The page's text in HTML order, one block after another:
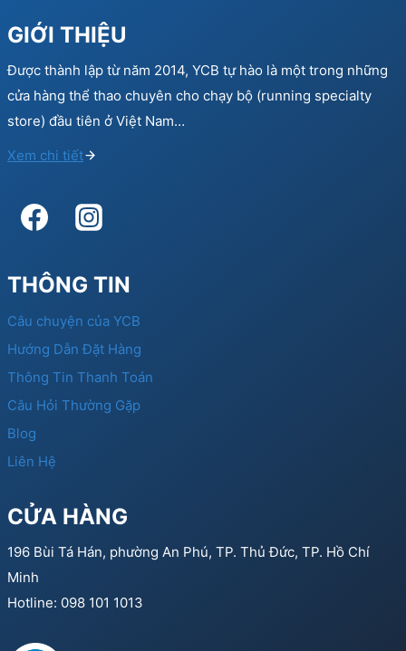
GIỚI THIỆU
Được thành lập từ năm 2014, YCB tự hào là một trong những
cửa hàng thể thao chuyên cho chạy bộ (running specialty
store) đầu tiên ở Việt Nam…
Xem chi tiết
THÔNG TIN
Câu chuyện của YCB
Hướng Dẫn Đặt Hàng
Thông Tin Thanh Toán
Câu Hỏi Thường Gặp
Blog
Liên Hệ
CỬA HÀNG
196 Bùi Tá Hán, phường An Phú, TP. Thủ Đức, TP. Hồ Chí
Minh
Hotline: 098 101 1013